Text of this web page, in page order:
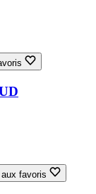
aux favoris